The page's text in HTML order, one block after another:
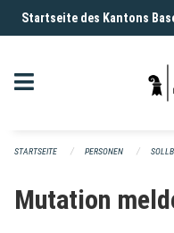
Navigation überspringen
Startseite des Kantons
STARTSEITE PERSONEN
Mutation